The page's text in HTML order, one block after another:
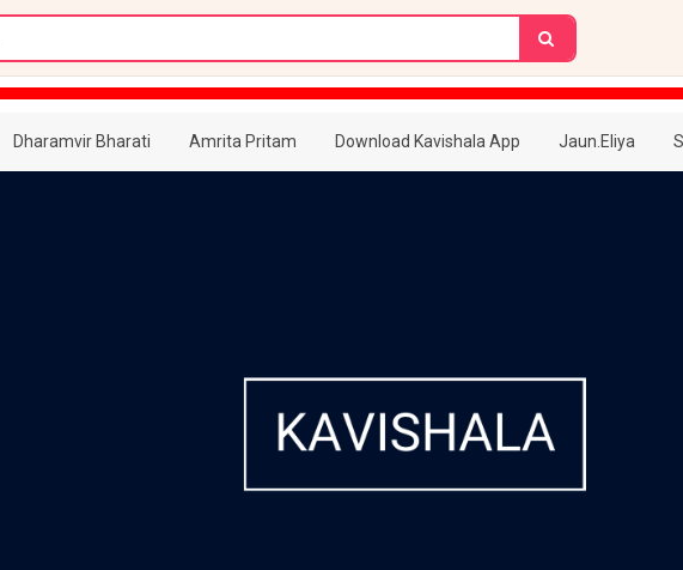
Dharamvir Bharati Amrita Pritam Download Kavishala App Jaun.Eliya